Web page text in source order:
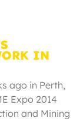
IN
ago in Perth,
Expo 2014
and Mining